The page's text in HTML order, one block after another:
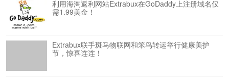
利用海淘返利网站Extrabux在GoDaddy上注册域名仅
需1.99美金！
Extrabux联手斑马物联网和笨鸟转运举行健康美护
节，惊喜连连！